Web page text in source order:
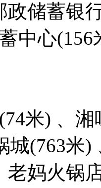
政储蓄银
中心
米) 、
城(763米)
老妈火锅